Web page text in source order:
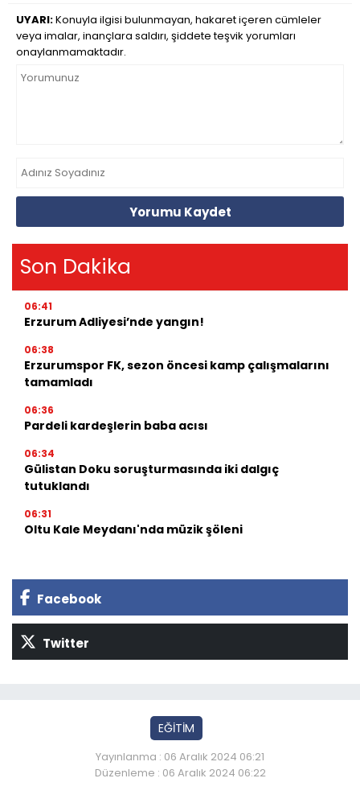
UYARI:Konuyla ilgisi bulunmayan, hakaret içeren cümleler
veya imalar, inançlara saldırı, şiddete teşvik yorumları
onaylanmamaktadır.
Yorumu Kaydet
Son Dakika
06:41
Erzurum Adliyesi’nde yangın!
06:38
Erzurumspor FK, sezon öncesi kamp çalışmalarını
tamamladı
06:36
Pardeli kardeşlerin baba acısı
06:34
Gülistan Doku soruşturmasında iki dalgıç
tutuklandı
06:31
Oltu Kale Meydanı'nda müzik şöleni
Facebook
Twitter
EĞİTİM
Yayınlanma : 06 Aralık 2024 06:21
Düzenleme : 06 Aralık 2024 06:22